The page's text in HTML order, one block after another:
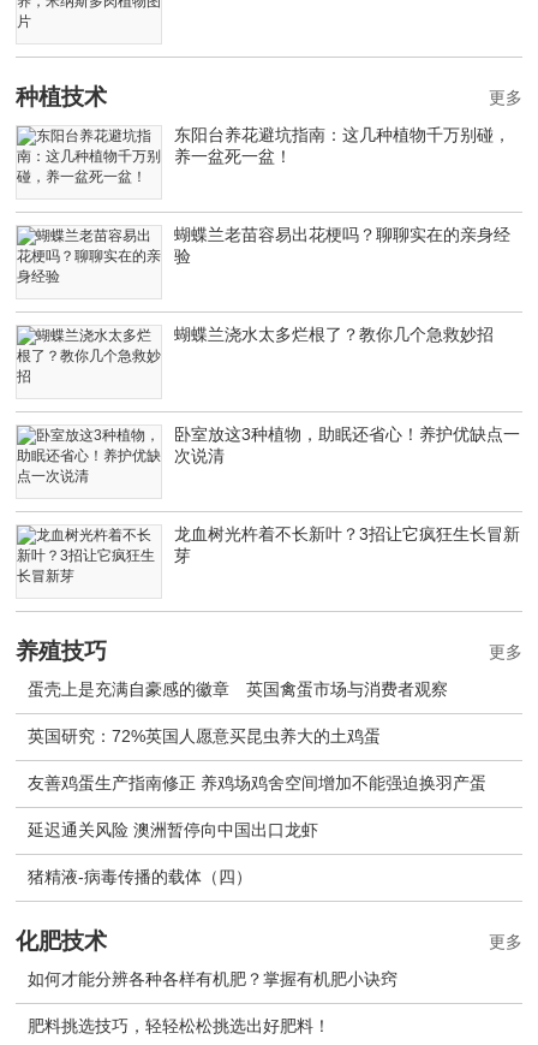
种植技术
东阳台养花避坑指南：这几种植物千万别碰，
养一盆死一盆！
蝴蝶兰老苗容易出花梗吗？聊聊实在的亲身经
验
蝴蝶兰浇水太多烂根了？教你几个急救妙招
卧室放这3种植物，助眠还省心！养护优缺点一
次说清
龙血树光杵着不长新叶？3招让它疯狂生长冒新
芽
更多
养殖技巧
蛋壳上是充满自豪感的徽章 英国禽蛋市场与消费者观察
英国研究：72%英国人愿意买昆虫养大的土鸡蛋
友善鸡蛋生产指南修正 养鸡场鸡舍空间增加不能强迫换羽产蛋
延迟通关风险 澳洲暂停向中国出口龙虾
猪精液-病毒传播的载体（四）
更多
化肥技术
如何才能分辨各种各样有机肥？掌握有机肥小诀窍
肥料挑选技巧，轻轻松松挑选出好肥料！
更多